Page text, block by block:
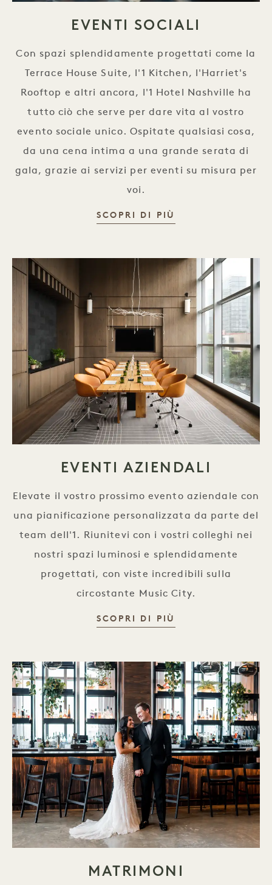
EVENTI SOCIALI
Con spazi splendidamente progettati come la
Terrace House Suite, l'1 Kitchen, l'Harriet's
Rooftop e altri ancora, l'1 Hotel Nashville ha
tutto ciò che serve per dare vita al vostro
evento sociale unico. Ospitate qualsiasi cosa,
da una cena intima a una grande serata di
gala, grazie ai servizi per eventi su misura per
voi.
SCOPRI DI PIÙ
EVENTI AZIENDALI
Elevate il vostro prossimo evento aziendale con
una pianificazione personalizzata da parte del
team dell'1. Riunitevi con i vostri colleghi nei
nostri spazi luminosi e splendidamente
progettati, con viste incredibili sulla
circostante Music City.
SCOPRI DI PIÙ
MATRIMONI